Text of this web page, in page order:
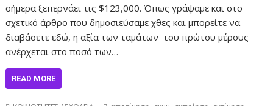
σήμερα ξεπερνάει τις $123,000. Όπως γράψαμε και στο
σχετικό άρθρο που δημοσιεύσαμε χθες και μπορείτε να
διαβάσετε εδώ, η αξία των ταμάτων του πρώτου μέρους
ανέρχεται στο ποσό των…
READ MORE